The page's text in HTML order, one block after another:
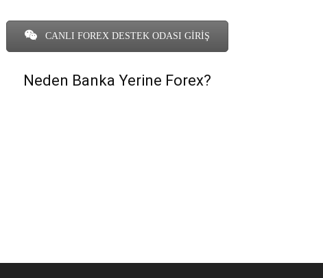
CANLI FOREX DESTEK ODASI GİRİŞ
Neden Banka Yerine Forex?